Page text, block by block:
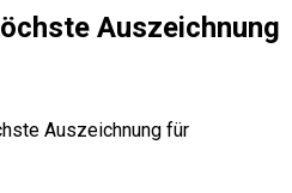
Auszeichnung